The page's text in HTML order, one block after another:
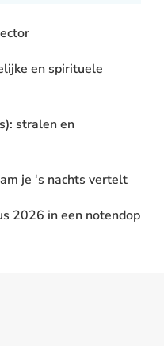
en spirituele
stralen en
je ‘s nachts vertelt
2026 in een notendop